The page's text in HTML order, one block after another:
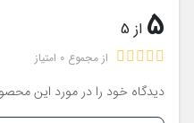
5 از 5
از مجموع 0 امتیاز
دیدگاه خود را در مورد این